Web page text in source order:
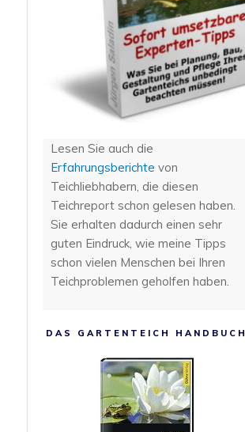
Lesen Sie auch die
Erfahrungsberichte von
Teichliebhabern, die diesen
Teichreport schon gelesen haben.
Sie erhalten dadurch einen sehr
guten Eindruck, wie meine Tipps
schon vielen Menschen bei Ihren
Teichproblemen geholfen haben.
DAS GARTENTEICH HANDBUCH